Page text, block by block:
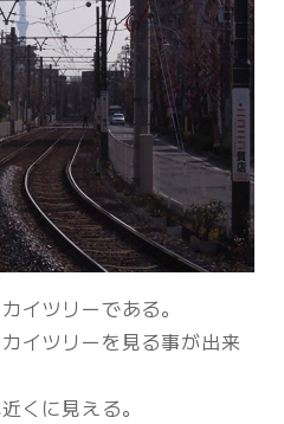
イツリーである。
イツリーを見る事が出来
くに見える。